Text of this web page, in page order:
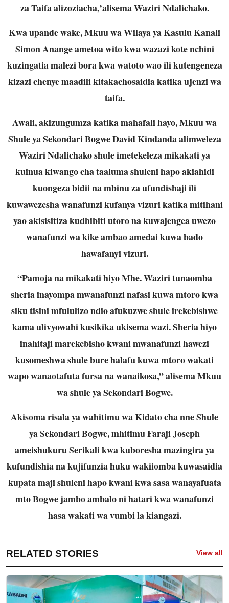
za Taifa alizoziacha,’alisema Waziri Ndalichako.
Kwa upande wake, Mkuu wa Wilaya ya Kasulu Kanali
Simon Anange ametoa wito kwa wazazi kote nchini
kuzingatia malezi bora kwa watoto wao ili kutengeneza
kizazi chenye maadili kitakachosaidia katika ujenzi wa
taifa.
Awali, akizungumza katika mahafali hayo, Mkuu wa
Shule ya Sekondari Bogwe David Kindanda alimweleza
Waziri Ndalichako shule imetekeleza mikakati ya
kuinua kiwango cha taaluma shuleni hapo akiahidi
kuongeza bidii na mbinu za ufundishaji ili
kuwawezesha wanafunzi kufanya vizuri katika mitihani
yao akisisitiza kudhibiti utoro na kuwajengea uwezo
wanafunzi wa kike ambao amedai kuwa bado
hawafanyi vizuri.
“Pamoja na mikakati hiyo Mhe. Waziri tunaomba
sheria inayompa mwanafunzi nafasi kuwa mtoro kwa
siku tisini mfululizo ndio afukuzwe shule irekebishwe
kama ulivyowahi kusikika ukisema wazi. Sheria hiyo
inahitaji marekebisho kwani mwanafunzi hawezi
kusomeshwa shule bure halafu kuwa mtoro wakati
wapo wanaotafuta fursa na wanaikosa,” alisema Mkuu
wa shule ya Sekondari Bogwe.
Akisoma risala ya wahitimu wa Kidato cha nne Shule
ya Sekondari Bogwe, mhitimu Faraji Joseph
ameishukuru Serikali kwa kuboresha mazingira ya
kufundishia na kujifunzia huku wakiiomba kuwasaidia
kupata maji shuleni hapo kwani kwa sasa wanayafuata
mto Bogwe jambo ambalo ni hatari kwa wanafunzi
hasa wakati wa vumbi la kiangazi.
RELATED STORIES View all